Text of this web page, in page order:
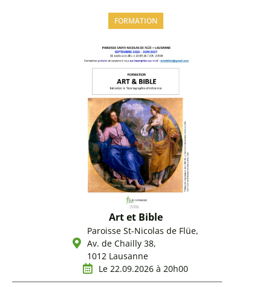
FORMATION
Art et Bible
Paroisse St-Nicolas de Flüe,
Av. de Chailly 38,
1012 Lausanne
Le 22.09.2026 à 20h00